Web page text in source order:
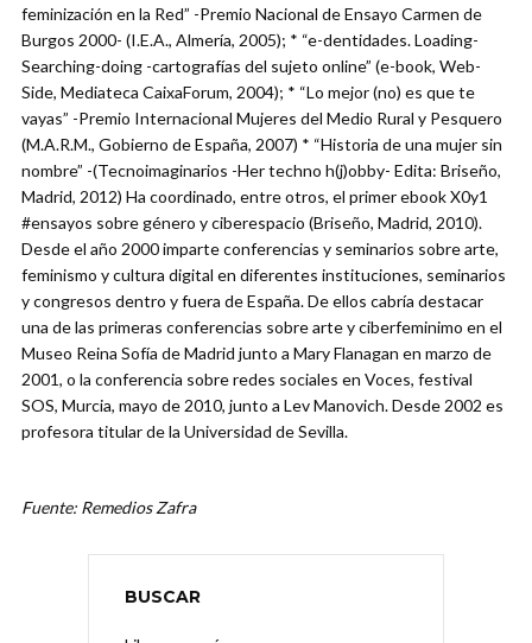
feminización en la Red” -Premio Nacional de Ensayo Carmen de
Burgos 2000- (I.E.A., Almería, 2005); * “e-dentidades. Loading-
Searching-doing -cartografías del sujeto online” (e-book, Web-
Side, Mediateca CaixaForum, 2004); * “Lo mejor (no) es que te
vayas” -Premio Internacional Mujeres del Medio Rural y Pesquero
(M.A.R.M., Gobierno de España, 2007) * “Historia de una mujer sin
nombre” -(Tecnoimaginarios -Her techno h(j)obby- Edita: Briseño,
Madrid, 2012) Ha coordinado, entre otros, el primer ebook X0y1
#ensayos sobre género y ciberespacio (Briseño, Madrid, 2010).
Desde el año 2000 imparte conferencias y seminarios sobre arte,
feminismo y cultura digital en diferentes instituciones, seminarios
y congresos dentro y fuera de España. De ellos cabría destacar
una de las primeras conferencias sobre arte y ciberfeminimo en el
Museo Reina Sofía de Madrid junto a Mary Flanagan en marzo de
2001, o la conferencia sobre redes sociales en Voces, festival
SOS, Murcia, mayo de 2010, junto a Lev Manovich. Desde 2002 es
profesora titular de la Universidad de Sevilla.
Fuente: Remedios Zafra
BUSCAR